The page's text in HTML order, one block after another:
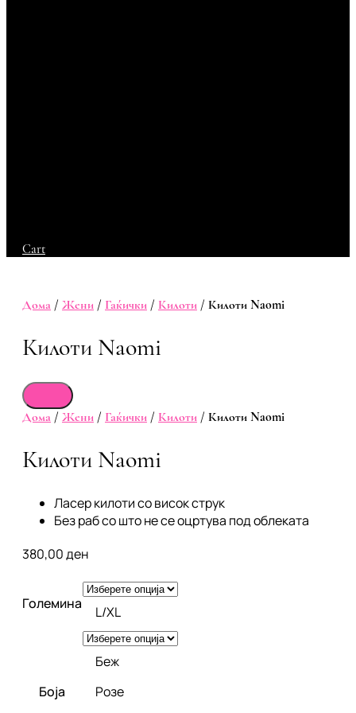
Cart
Дома / Жени / Гаќички / Килоти / Килоти Naomi
Килоти Naomi
Дома / Жени / Гаќички / Килоти / Килоти Naomi
Килоти Naomi
Ласер килоти со висок струк
Без раб со што не се оцртува под облеката
380,00ден
Големина L/XL
Боја
Беж
Розе